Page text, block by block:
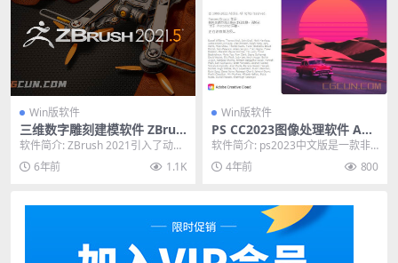
Win版软件
三维数字雕刻建模软件 ZBrus
h 2021.5 Win中文/英文破解
版
软件简介: ZBrush 2021引入了动力
学系统以及受控布料雕刻功能，并
重新介...
6年前 1.1K
Win版软件
PS CC2023图像处理软件 Ado
be Photoshop 2023软件下
载
软件简介: ps2023中文版是一款非
常好用的专业图像处理软件，Photo
sho...4年前 800